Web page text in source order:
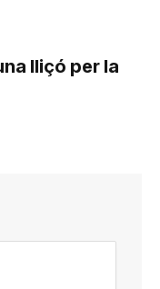
lliçó per la